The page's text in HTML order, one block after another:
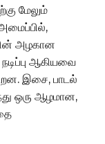
மேலும்
அழகான
ஆகியவை
இசை, பாடல்
ஒரு ஆழமான,